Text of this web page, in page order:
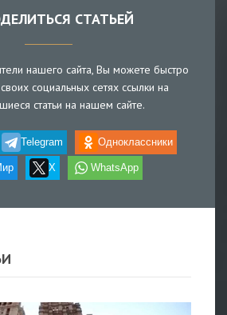
СТАТЬЕЙ
нашего сайта, Вы можете быстро
социальных сетях ссылки на
статьи на нашем сайте.
Telegram Одноклассники
X WhatsApp